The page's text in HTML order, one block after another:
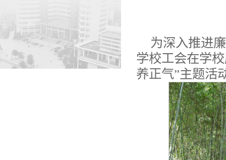
为深入推进
学校工会在学
养正气”主题活